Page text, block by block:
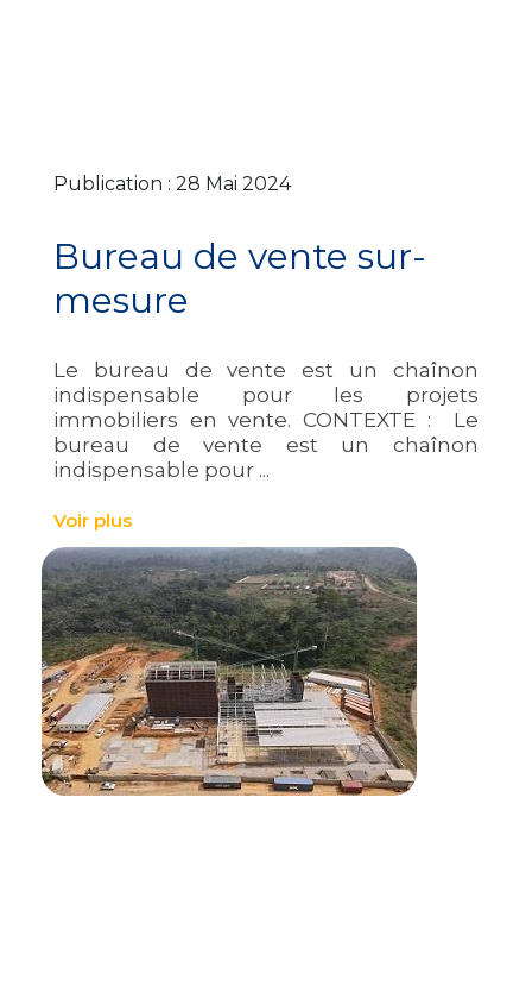
Publication : 28 Mai 2024
Bureau de vente sur-
mesure
Le bureau de vente est un chaînon
indispensable pour les projets
immobiliers en vente. CONTEXTE : Le
bureau de vente est un chaînon
indispensable pour ...
Voir plus